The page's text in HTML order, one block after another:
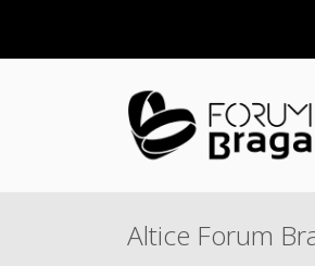
Altice Forum